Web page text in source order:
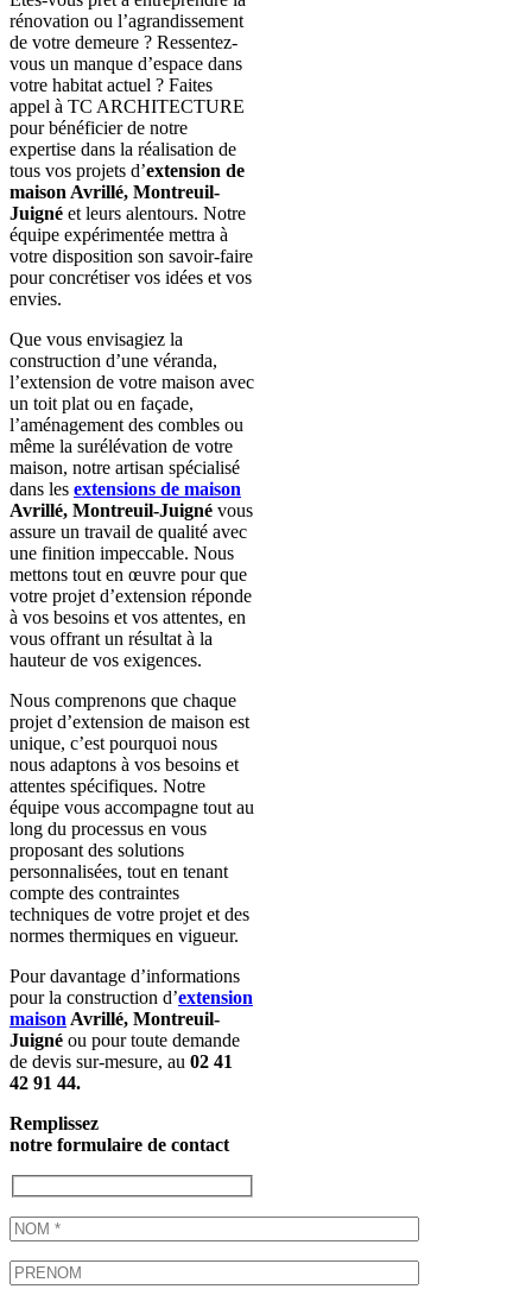
rénovation ou l’agrandissement
de votre demeure ? Ressentez-
vous un manque d’espace dans
votre habitat actuel ? Faites
appel à TC ARCHITECTURE
pour bénéficier de notre
expertise dans la réalisation de
tous vos projets d’extension de
maison Avrillé, Montreuil-
Juigné et leurs alentours. Notre
équipe expérimentée mettra à
votre disposition son savoir-faire
pour concrétiser vos idées et vos
envies.
Que vous envisagiez la
construction d’une véranda,
l’extension de votre maison avec
un toit plat ou en façade,
l’aménagement des combles ou
même la surélévation de votre
maison, notre artisan spécialisé
dans les extensions de maison
Avrillé, Montreuil-Juigné vous
assure un travail de qualité avec
une finition impeccable. Nous
mettons tout en œuvre pour que
votre projet d’extension réponde
à vos besoins et vos attentes, en
vous offrant un résultat à la
hauteur de vos exigences.
Nous comprenons que chaque
projet d’extension de maison est
unique, c’est pourquoi nous
nous adaptons à vos besoins et
attentes spécifiques. Notre
équipe vous accompagne tout au
long du processus en vous
proposant des solutions
personnalisées, tout en tenant
compte des contraintes
techniques de votre projet et des
normes thermiques en vigueur.
Pour davantage d’informations
pour la construction d’extension
maison Avrillé, Montreuil-
Juigné ou pour toute demande
de devis sur-mesure, au 02 41
42 91 44.
Remplissez
notre formulaire de contact